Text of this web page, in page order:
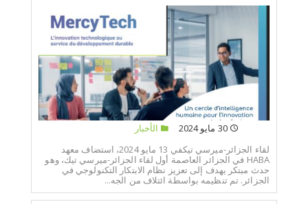
30 مايو 2024
الأخبار
لقاء الجزائر-ميرسي تيكفي 13 مايو 2024، استضاف معهد
HABA في الجزائر العاصمة أول لقاء الجزائر-ميرسي تيك، وهو
حدث مبتكر يهدف إلى تعزيز نظام الابتكار التكنولوجي في
الجزائر. تم تنظيمه بواسطة ائتلاف من الجه...